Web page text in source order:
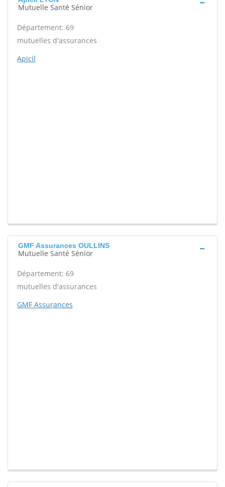
Mutuelle Santé Sénior
Département: 69
mutuelles d'assurances
Apicil
GMF Assurances OULLINS
Mutuelle Santé Sénior
Département: 69
mutuelles d'assurances
GMF Assurances